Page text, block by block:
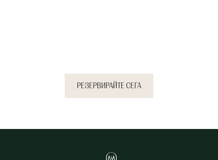
РЕЗЕРВИРАЙТЕ СЕГА